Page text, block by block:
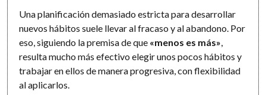
Una planificación demasiado estricta para desarrollar
nuevos hábitos suele llevar al fracaso y al abandono. Por
eso, siguiendo la premisa de que «menos es más»
resulta mucho más efectivo elegir unos pocos hábitos y
trabajar en ellos de manera progresiva, con flexibilidad
al aplicarlos.